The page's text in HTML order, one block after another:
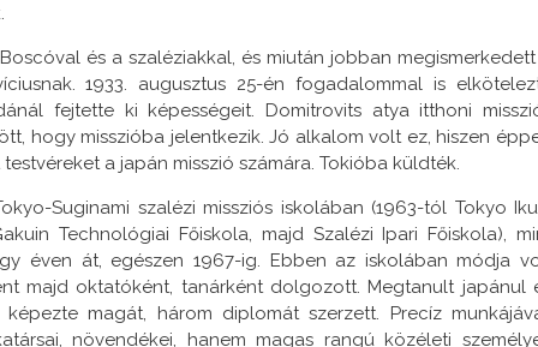
és a szaléziakkal, és miután jobban
1933. augusztus 25-én fogadalommal is
fejtette ki képességeit. Domitrovits atya itthoni
hogy misszióba jelentkezik. Jó alkalom volt ez, hiszen
a japán misszió számára. Tokióba küldték.
Suginami szalézi missziós iskolában (1963-tól Tokyo
Technológiai Főiskola, majd Szalézi Ipari Főiskola),
éven át, egészen 1967-ig. Ebben az iskolában módja
majd oktatóként, tanárként dolgozott. Megtanult japánul
magát, három diplomát szerzett. Precíz
növendékei, hanem magas rangú közéleti